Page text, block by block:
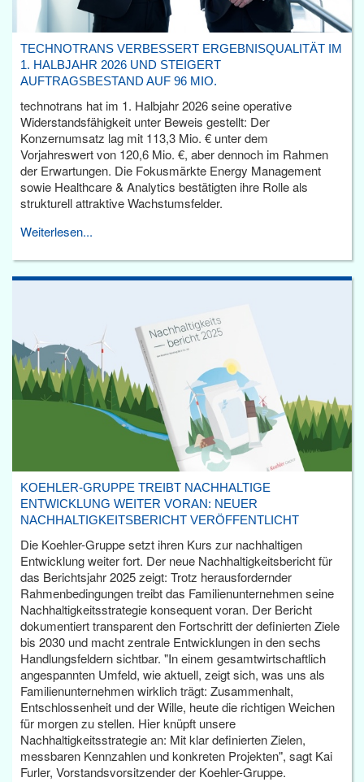
TECHNOTRANS VERBESSERT ERGEBNISQUALITÄT IM
1. HALBJAHR 2026 UND STEIGERT
AUFTRAGSBESTAND AUF 96 MIO.
technotrans hat im 1. Halbjahr 2026 seine operative
Widerstandsfähigkeit unter Beweis gestellt: Der
Konzernumsatz lag mit 113,3 Mio. € unter dem
Vorjahreswert von 120,6 Mio. €, aber dennoch im Rahmen
der Erwartungen. Die Fokusmärkte Energy Management
sowie Healthcare & Analytics bestätigten ihre Rolle als
strukturell attraktive Wachstumsfelder.
Weiterlesen...
KOEHLER-GRUPPE TREIBT NACHHALTIGE
ENTWICKLUNG WEITER VORAN: NEUER
NACHHALTIGKEITSBERICHT VERÖFFENTLICHT
Die Koehler-Gruppe setzt ihren Kurs zur nachhaltigen
Entwicklung weiter fort. Der neue Nachhaltigkeitsbericht für
das Berichtsjahr 2025 zeigt: Trotz herausfordernder
Rahmenbedingungen treibt das Familienunternehmen seine
Nachhaltigkeitsstrategie konsequent voran. Der Bericht
dokumentiert transparent den Fortschritt der definierten Ziele
bis 2030 und macht zentrale Entwicklungen in den sechs
Handlungsfeldern sichtbar. "In einem gesamtwirtschaftlich
angespannten Umfeld, wie aktuell, zeigt sich, was uns als
Familienunternehmen wirklich trägt: Zusammenhalt,
Entschlossenheit und der Wille, heute die richtigen Weichen
für morgen zu stellen. Hier knüpft unsere
Nachhaltigkeitsstrategie an: Mit klar definierten Zielen,
messbaren Kennzahlen und konkreten Projekten", sagt Kai
Furler, Vorstandsvorsitzender der Koehler-Gruppe.